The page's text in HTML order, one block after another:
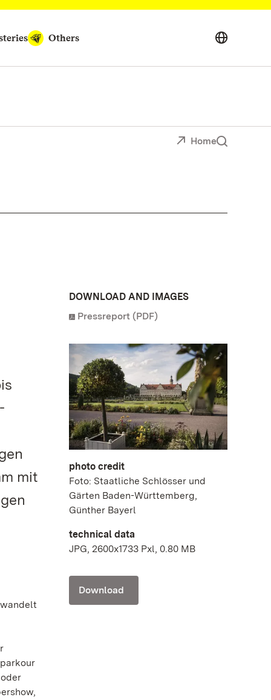
Others
Home
mit
DOWNLOAD AND IMAGES
Pressreport (PDF)
photo credit
Foto: Staatliche Schlösser und
Gärten Baden-Württemberg,
Günther Bayerl
technical data
JPG, 2600x1733 Pxl, 0.80 MB
Download